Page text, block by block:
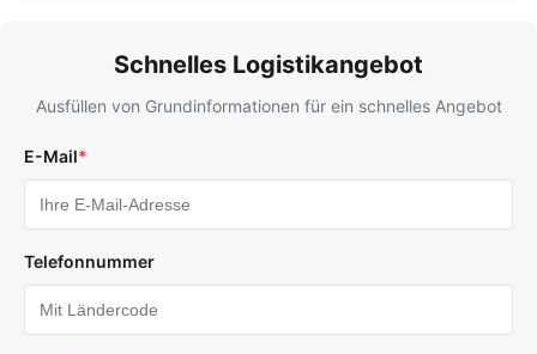
Schnelles Logistikangebot
Ausfüllen von Grundinformationen für ein schnelles Angebot
E-Mail*
Telefonnummer